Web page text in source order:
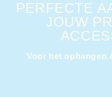
PERFECTE
JOUW
Voor het ophangen